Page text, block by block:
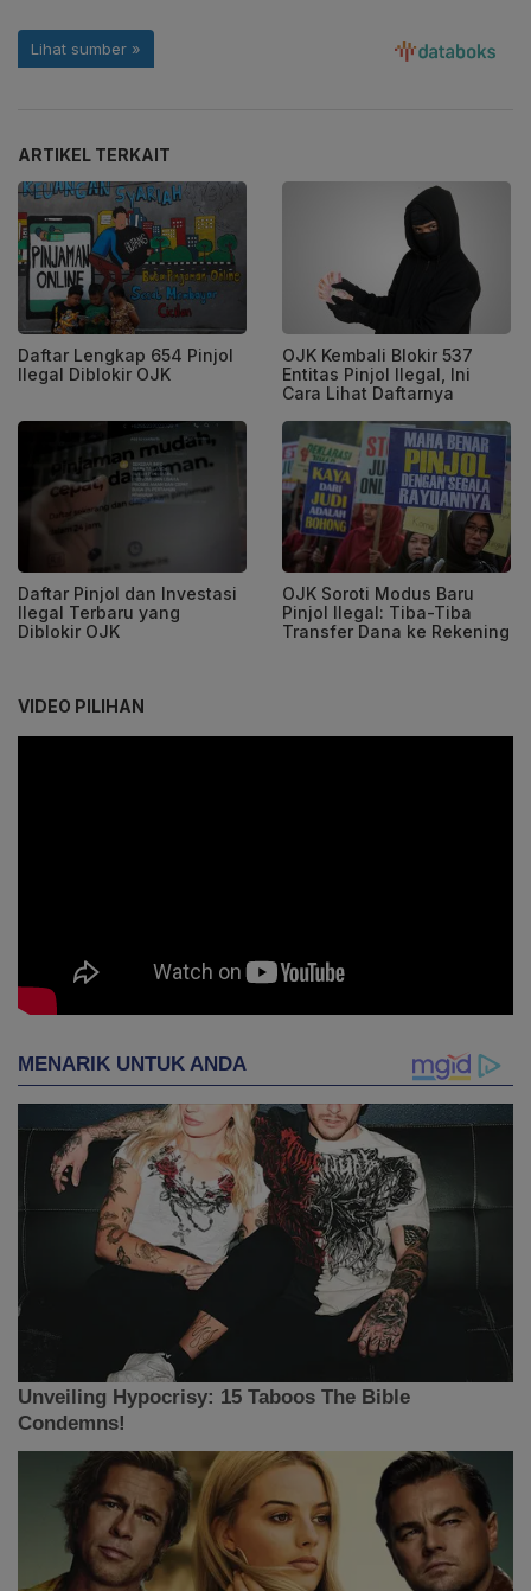
ARTIKEL TERKAIT
Daftar Lengkap 654 Pinjol
Ilegal Diblokir OJK
OJK Kembali Blokir 537
Entitas Pinjol Ilegal, Ini
Cara Lihat Daftarnya
Daftar Pinjol dan Investasi
Ilegal Terbaru yang
Diblokir OJK
OJK Soroti Modus Baru
Pinjol Ilegal: Tiba-Tiba
Transfer Dana ke Rekening
VIDEO PILIHAN